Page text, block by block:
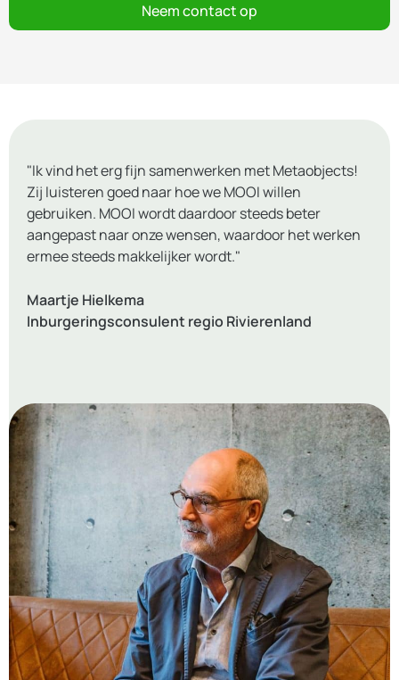
Neem contact op
"Ik vind het erg fijn samenwerken met Metaobjects!
Zij luisteren goed naar hoe we MOOI willen
gebruiken. MOOI wordt daardoor steeds beter
aangepast naar onze wensen, waardoor het werken
ermee steeds makkelijker wordt."
Maartje Hielkema
Inburgeringsconsulent regio Rivierenland